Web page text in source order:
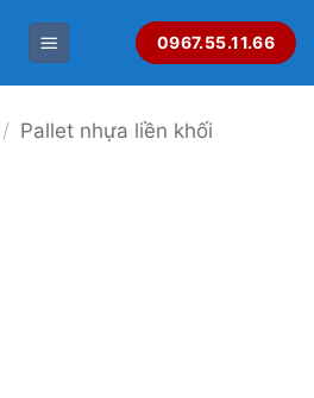
0967.55.11.66
/ Pallet nhựa liền khối